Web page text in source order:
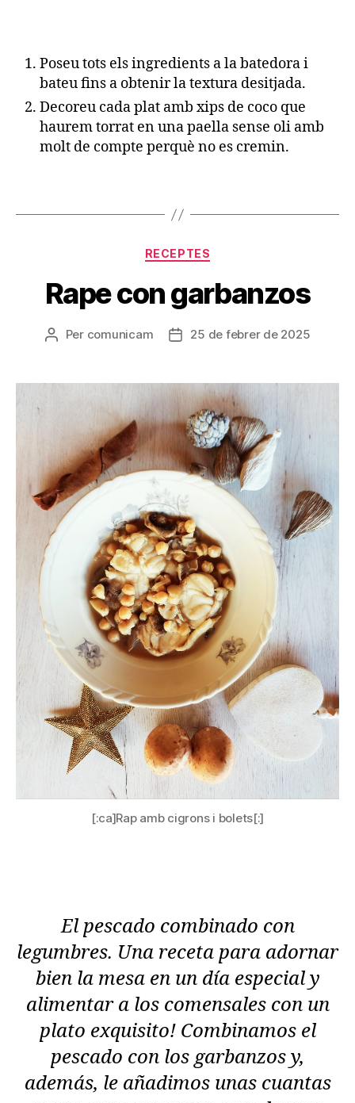
Poseu tots els ingredients a la batedora i
bateu fins a obtenir la textura desitjada.
Decoreu cada plat amb xips de coco que
haurem torrat en una paella sense oli amb
molt de compte perquè no es cremin.
Categories
RECEPTES
Rape con garbanzos
Autor
Per comunicam
Data25 de febrer de 2025
[:ca]Rap amb cigrons i bolets[:]
El pescado combinado con
legumbres. Una receta para adornar
bien la mesa en un día especial y
alimentar a los comensales con un
plato exquisito! Combinamos el
pescado con los garbanzos y,
además, le añadimos unas cuantas